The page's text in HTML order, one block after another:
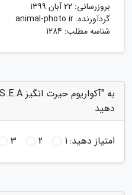
بروزرسانی: 22 آبان 1399
گردآورنده: animal-photo.ir
شناسه مطلب: 1284
دهید
امتیاز دهید:1
2
3